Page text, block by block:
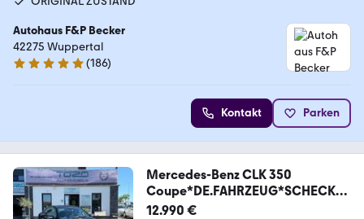
Autohaus F&P Becker
42275 Wuppertal
4.9 Sterne
(186)
Kontakt Parken
Mercedes-Benz CLK 350
Coupe*DE.FAHRZEUG*SCHECKH
EFT*2.HAND*TOP*
12.990 €